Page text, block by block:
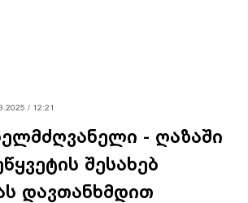
/ 12:21
- ღაზაში
შესახებ
დავთანხმდით